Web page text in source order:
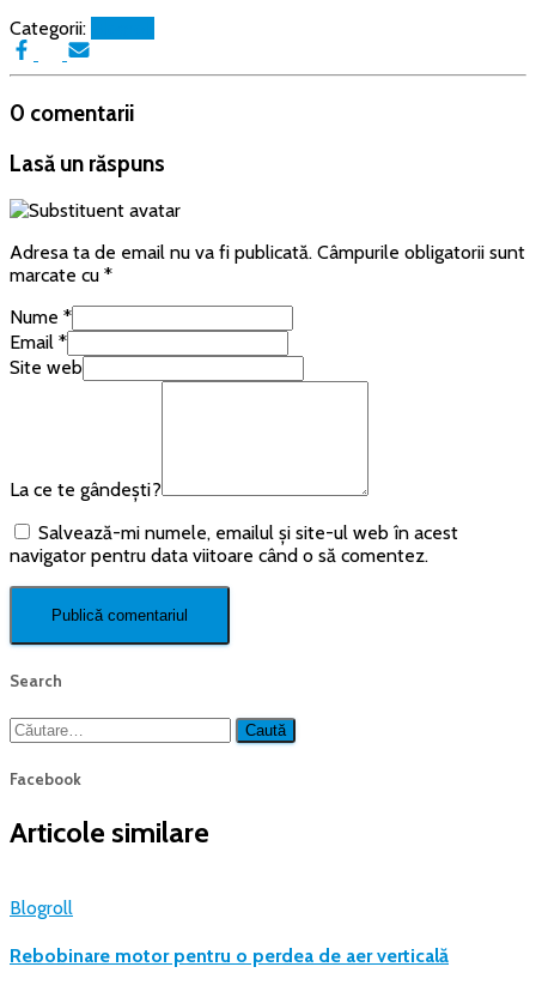
Categorii:
0 comentarii
Lasă un răspuns
Adresa ta de email nu va fi publicată. Câmpurile obligatorii sunt
marcate cu *
Nume *
Email *
Site web
La ce te gândești?
Salvează-mi numele, emailul și site-ul web în acest
navigator pentru data viitoare când o să comentez.
Search
Caută
după:
Facebook
Articole similare
Blogroll
Rebobinare motor pentru o perdea de aer verticală